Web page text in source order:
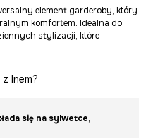
element garderoby, który
komfortem. Idealna do
stylizacji, które
lnem?
się na sylwetce,